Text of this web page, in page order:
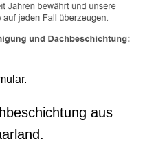
aus